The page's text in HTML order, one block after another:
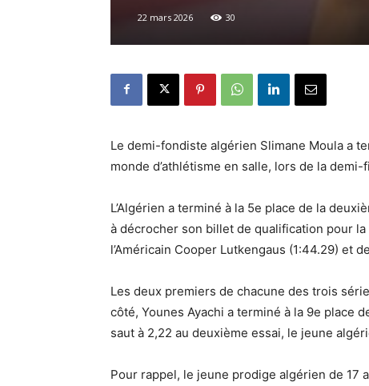
22 mars 2026 30
Le demi-fondiste algérien Slimane Moula a
monde d’athlétisme en salle, lors de la
L’Algérien a terminé à la 5e place de la
à décrocher son billet de qualification pour
l’Américain Cooper Lutkengaus (1:44.29) et
Les deux premiers de chacune des trois
côté, Younes Ayachi a terminé à la 9e place
saut à 2,22 au deuxième essai, le jeune
Pour rappel, le jeune prodige algérien de 17